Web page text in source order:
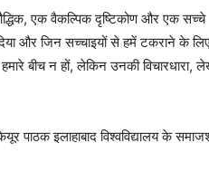
एक वैकल्पिक दृष्टिकोण और एक सच्चे
और जिन सच्चाइयों से हमें टकराने के
बीच न हों, लेकिन उनकी
पाठक इलाहाबाद विश्वविद्यालय के